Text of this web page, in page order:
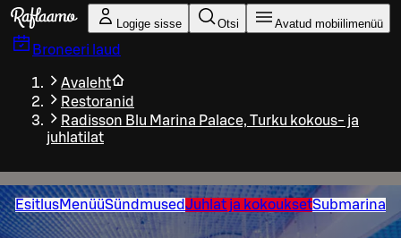
Liigu peamise sisu juurde
Logige sisse Otsi Avatud mobiilimenüü
Broneeri laud
Avaleht
Restoranid
Radisson Blu Marina Palace, Turku kokous- ja
juhlatilat
EsitlusMenüüSündmusedJuhlat ja kokouksetSubmarina